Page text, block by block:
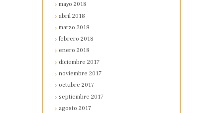
mayo2018
abril2018
marzo2018
febrero2018
enero2018
diciembre2017
noviembre2017
octubre2017
septiembre2017
agosto2017